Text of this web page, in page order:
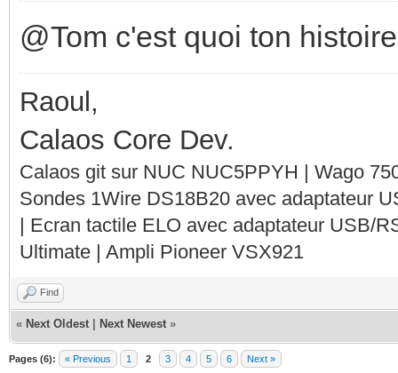
@Tom c'est quoi ton
Raoul,
Calaos Core Dev.
Calaos git sur NUC NUC5PPYH | Wago
Sondes 1Wire DS18B20 avec adaptateur
| Ecran tactile ELO avec adaptateur USB/
Ultimate | Ampli Pioneer VSX921
Find
« Next Oldest Next Newest »
Pages (6): « Previous 1 2 3 4 5 6 Next »